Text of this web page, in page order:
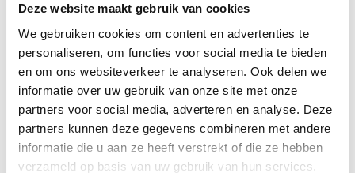
Deze website maakt gebruik van cookies
We gebruiken cookies om content en advertenties te
personaliseren, om functies voor social media te bieden
en om ons websiteverkeer te analyseren. Ook delen we
informatie over uw gebruik van onze site met onze
partners voor social media, adverteren en analyse. Deze
partners kunnen deze gegevens combineren met andere
informatie die u aan ze heeft verstrekt of die ze hebben
verzameld op basis van uw gebruik van hun services.
beschikbaar is. Deze Milieuthermometer helpt om de
juiste, duurzame keuzes te maken wat betreft
milieumaatregelen. Vaak ontbreekt de structuur om
te bepalen welke duurzame keuzes gemaakt moeten
worden. Nadat gestart wordt met een nulmeting, […]
Lees verder→